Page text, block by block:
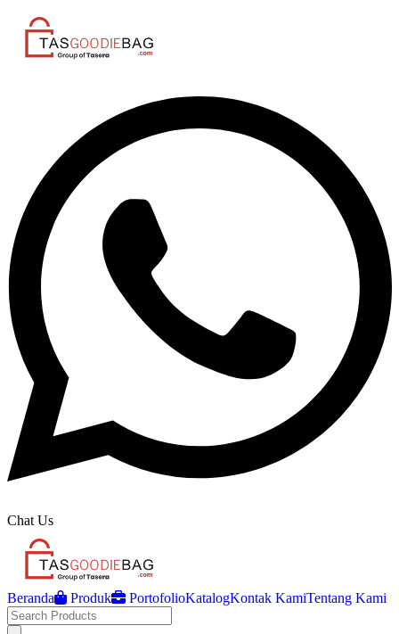
Chat Us
Beranda Produk PortofolioKatalogKontak KamiTentang Kami